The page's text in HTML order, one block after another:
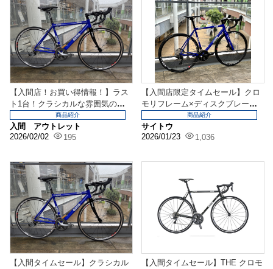
【入間店！お買い得情報！】ラス
ト1台！クラシカルな雰囲気のア
ルミロード！大人気カ...
入間 アウトレット
2026/02/02
195
商品紹介
【入間店限定タイムセール】クロ
モリフレーム×ディスクブレーキ
「GIOS REGI...
サイトウ
2026/01/23
1,036
商品紹介
【入間タイムセール】クラシカル
【入間タイムセール】THE クロモ